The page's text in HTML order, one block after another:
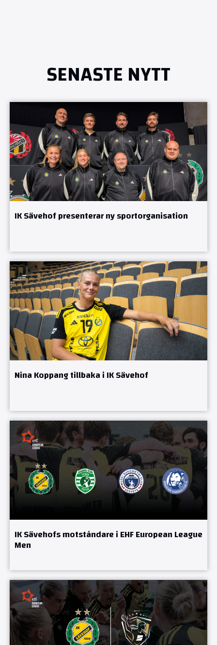
SENASTE NYTT
IK Sävehof presenterar ny sportorganisation
Nina Koppang tillbaka i IK Sävehof
IK Sävehofs motståndare i EHF European League
Men